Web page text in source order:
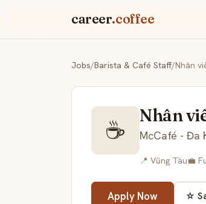
career.coffee
Jobs/Barista & Café Staff/Nhân
☕ Nhân
McCafé - Đa
📍 Vũng Tàu💼
Apply Now ☆